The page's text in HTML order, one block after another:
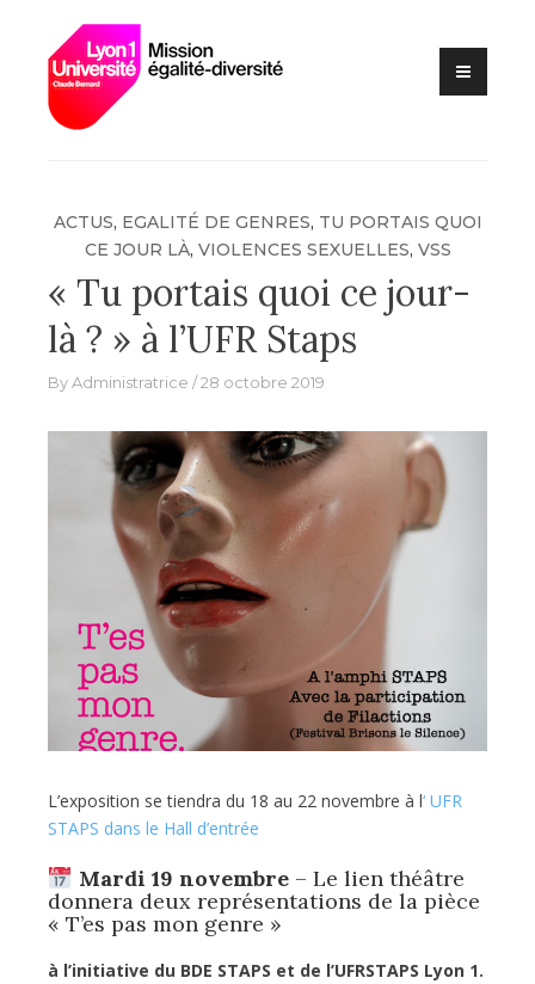
content
Bernard Lyon
1
ACTUS, EGALITÉ DE GENRES, TU PORTAIS QUOI
CE JOUR LÀ, VIOLENCES SEXUELLES, VSS
« Tu portais quoi ce jour-
là ? » à l’UFR Staps
ByAdministratrice 28 octobre 2019
L’exposition se tiendra du 18 au 22 novembre à l‘ UFR
STAPS dans le Hall d’entrée
Mardi 19 novembre– Le lien théâtre
donnera deux représentations de la pièce
« T’es pas mon genre »
à l’initiative du BDE STAPS et de l’UFRSTAPS Lyon 1.